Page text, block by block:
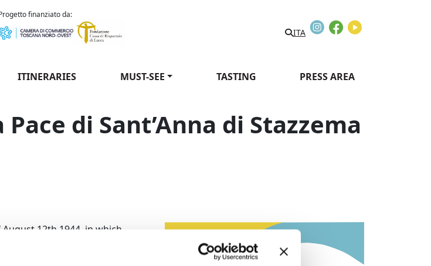
finanziato da:
ITA
InstagramFacebook
ITINERARIES MUST-SEE TASTING PRESS AREA
di Sant’Anna di Stazzema
Sant'Anna di Stazzema - Paolo Bottini
12th 1944, in which